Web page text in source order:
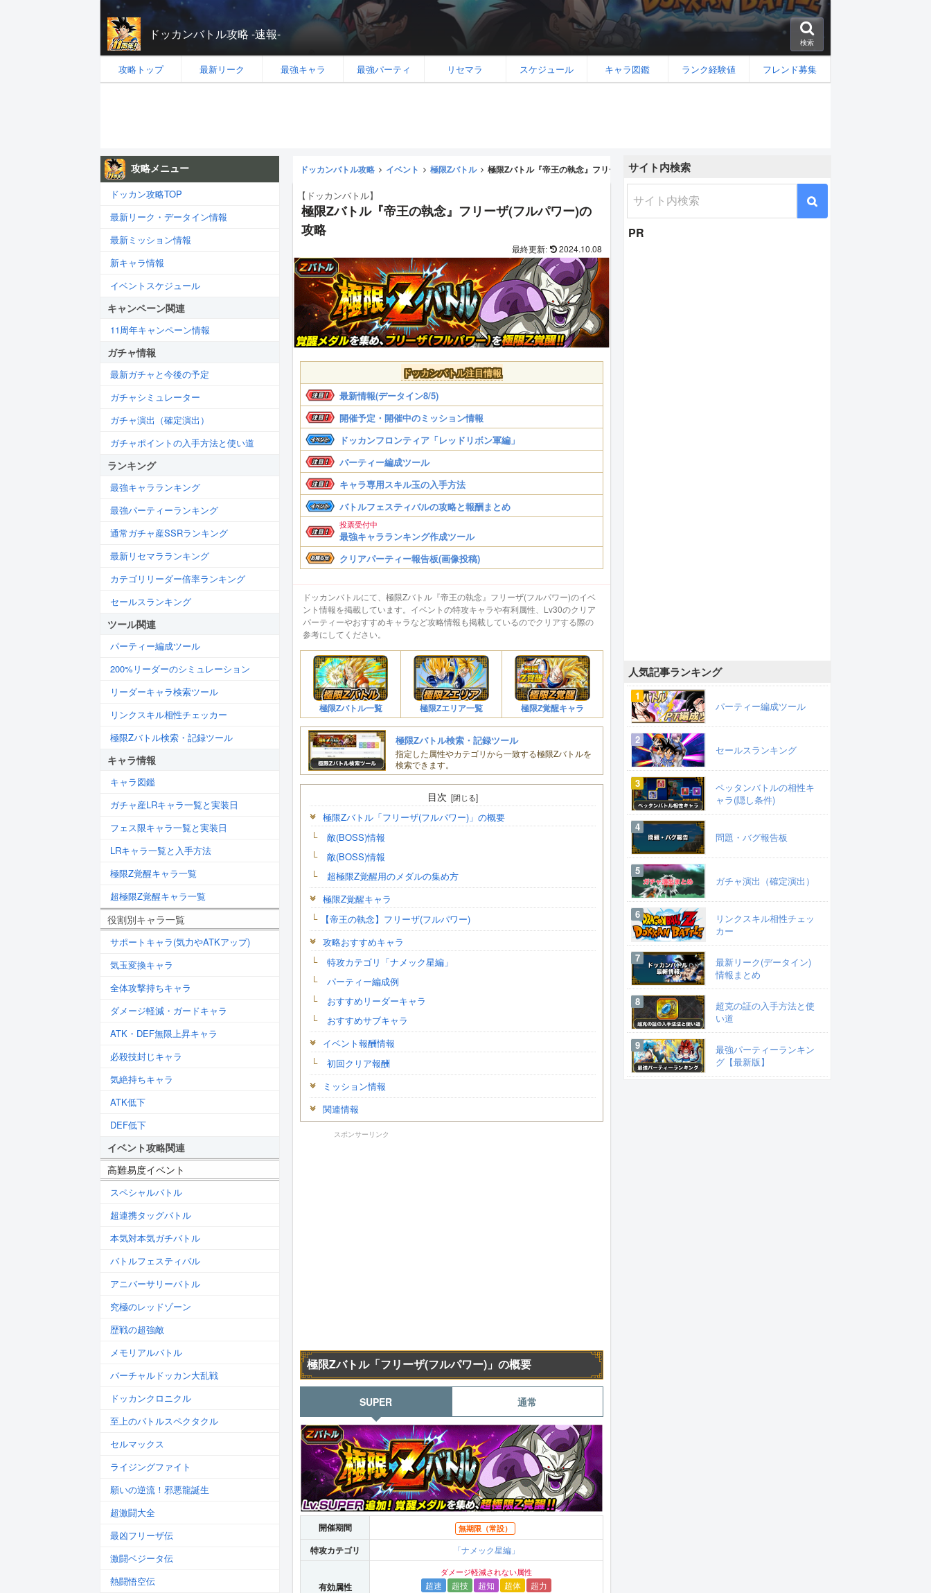
ドッカンバトル攻略 -速報-
検索
攻略トップ 最新リーク 最強キャラ 最強パーティ リセマラ スケジュール キャラ図鑑 ランク経験値 フレンド募集
ドッカンバトル攻略 イベント 極限Zバトル 極限Zバトル『帝王の執念』フリーザ(フルパワー)の攻略
【ドッカンバトル】
極限Zバトル『帝王の執念』フリーザ(フルパワー)の
攻略
2024.10.08
ドッカンバトル注目情報
最新情報(データイン8/5)
開催予定・開催中のミッション情報
ドッカンフロンティア「レッドリボン軍編」
パーティー編成ツール
キャラ専用スキル玉の入手方法
バトルフェスティバルの攻略と報酬まとめ
投票受付中
最強キャラランキング作成ツール
クリアパーティー報告板(画像投稿)
ドッカンバトルにて、極限Zバトル『帝王の執念』フリーザ(フルパワー)のイベ
ント情報を掲載しています。イベントの特攻キャラや有利属性、Lv30のクリア
パーティーやおすすめキャラなど攻略情報も掲載しているのでクリアする際の
参考にしてください。
極限Zバトル一覧 極限Zエリア一覧 極限Z覚醒キャラ
極限Zバトル検索・記録ツール
指定した属性やカテゴリから一致する極限Zバトルを
検索できます。
目次
極限Zバトル「フリーザ(フルパワー)」の概要
敵(BOSS)情報
敵(BOSS)情報
超極限Z覚醒用のメダルの集め方
極限Z覚醒キャラ
【帝王の執念】フリーザ(フルパワー)
攻略おすすめキャラ
特攻カテゴリ「ナメック星編」
パーティー編成例
おすすめリーダーキャラ
おすすめサブキャラ
イベント報酬情報
初回クリア報酬
ミッション情報
関連情報
スポンサーリンク
極限Zバトル「フリーザ(フルパワー)」の概要
SUPER 通常
開催期間 無期限（常設）
特攻カテゴリ 「ナメック星編」
有効属性
ダメージ軽減されない属性
超速 超技 超知 超体
超力
攻略メニュー
ドッカン攻略TOP
最新リーク・データイン情報
最新ミッション情報
新キャラ情報
イベントスケジュール
キャンペーン関連
11周年キャンペーン情報
ガチャ情報
最新ガチャと今後の予定
ガチャシミュレーター
ガチャ演出（確定演出）
ガチャポイントの入手方法と使い道
ランキング
最強キャラランキング
最強パーティーランキング
通常ガチャ産SSRランキング
最新リセマラランキング
カテゴリリーダー倍率ランキング
セールスランキング
ツール関連
パーティー編成ツール
200%リーダーのシミュレーション
リーダーキャラ検索ツール
リンクスキル相性チェッカー
極限Zバトル検索・記録ツール
キャラ情報
キャラ図鑑
ガチャ産LRキャラ一覧と実装日
フェス限キャラ一覧と実装日
LRキャラ一覧と入手方法
極限Z覚醒キャラ一覧
超極限Z覚醒キャラ一覧
役割別キャラ一覧
サポートキャラ(気力やATKアップ)
気玉変換キャラ
全体攻撃持ちキャラ
ダメージ軽減・ガードキャラ
ATK・DEF無限上昇キャラ
必殺技封じキャラ
気絶持ちキャラ
ATK低下
DEF低下
イベント攻略関連
高難易度イベント
スペシャルバトル
超連携タッグバトル
本気対本気ガチバトル
バトルフェスティバル
アニバーサリーバトル
究極のレッドゾーン
歴戦の超強敵
メモリアルバトル
バーチャルドッカン大乱戦
ドッカンクロニクル
至上のバトルスペクタクル
セルマックス
ライジングファイト
願いの逆流！邪悪龍誕生
超激闘大全
最凶フリーザ伝
激闘ベジータ伝
熱闘悟空伝
サイト内検索
PR
人気記事ランキング
パーティー編成ツール
セールスランキング
ペッタンバトルの相性キ
ャラ(隠し条件)
問題・バグ報告板
ガチャ演出（確定演出）
リンクスキル相性チェッ
カー
最新リーク(データイン)
情報まとめ
超克の証の入手方法と使
い道
最強パーティーランキン
グ【最新版】